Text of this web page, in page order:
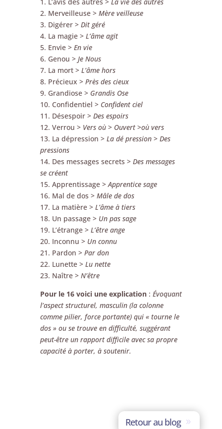
2. Merveilleuse > Mère veilleuse
3. Digérer > Dit géré
4. La magie > L’âme agit
5. Envie > En vie
6. Genou > Je Nous
7. La mort > L’âme hors
8. Précieux > Près des cieux
9. Grandiose > Grandis Ose
10. Confidentiel > Confident ciel
11. Désespoir > Des espoirs
12. Verrou > Vers où> Ouvert>où vers
13. La dépression > La dé pression> Des
pressions
14. Des messages secrets > Des messages
se créent
15. Apprentissage >Apprentice sage
16. Mal de dos > Mâle de dos
17. La matière > L’âme à tiers
18. Un passage > Un pas sage
19. L’étrange > L’être ange
20. Inconnu > Un connu
21. Pardon > Par don
22. Lunette > Lu nette
23. Naître > N’être
Pour le 16 voici une explication: Évoquant
l’aspect structurel, masculin (la colonne
comme pilier, force portante) qui « tourne le
dos » ou se trouve en difficulté, suggérant
peut-être un rapport difficile avec sa propre
capacité à porter, à soutenir.
Retour au blog